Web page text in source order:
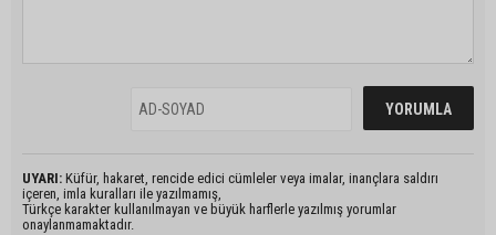
UYARI: Küfür, hakaret, rencide edici cümleler veya imalar, inançlara saldırı
içeren, imla kuralları ile yazılmamış,
Türkçe karakter kullanılmayan ve büyük harflerle yazılmış yorumlar
onaylanmamaktadır.